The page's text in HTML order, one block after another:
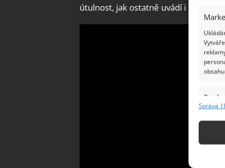
obsahu.
Funkce
Správa
útulnost, jak ostatně uvádí i portál